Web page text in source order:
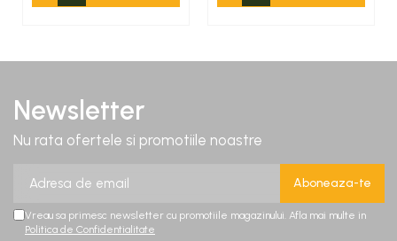
Newsletter
Nu rata ofertele si promotiile noastre
Vreau sa primesc newsletter cu promotiile magazinului. Afla mai multe in
Politica de Confidentialitate